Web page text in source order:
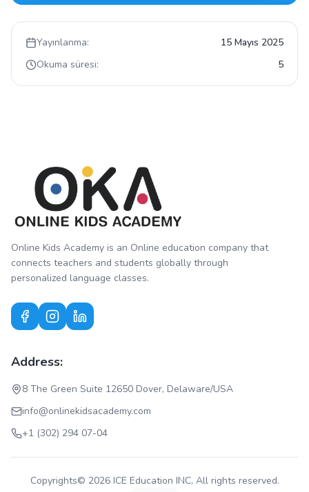
Yayınlanma:
15 Mayıs 2025
Okuma süresi:
5
Online Kids Academy is an Online education company that
connects teachers and students globally through
personalized language classes.
Address:
8 The Green Suite 12650 Dover, Delaware/USA
info@onlinekidsacademy.com
+1 (302) 294 07-04
Copyrights© 2026 ICE Education INC, All rights reserved.